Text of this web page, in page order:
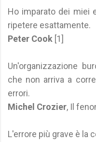
Ho imparato dei miei
ripetere esattamente.
Peter Cook [1]
Un'organizzazione
che non arriva a
errori.
Michel Crozier, Il
L'errore più grave è la